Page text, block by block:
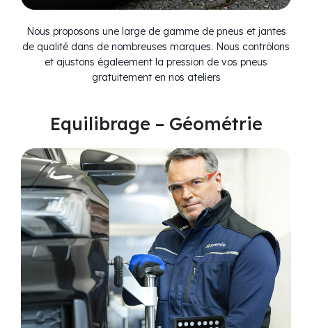
Nous proposons une large de gamme de pneus et jantes
de qualité dans de nombreuses marques. Nous contrôlons
et ajustons égaleement la pression de vos pneus
gratuitement en nos ateliers
Equilibrage – Géométrie